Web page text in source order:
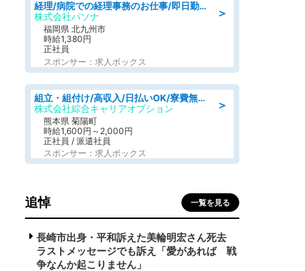
＞
経理/病院での経理事務のお仕事/即日勤務可/車通勤可/経理/一般事務
株式会社パソナ
福岡県 北九州市
時給1,380円
正社員
スポンサー：求人ボックス
＞
組立・組付け/高収入/日払いOK/寮費無料/交替制/20・30・40代活躍中
株式会社綜合キャリアオプション
熊本県 菊陽町
時給1,600円～2,000円
正社員 / 派遣社員
スポンサー：求人ボックス
追悼 一覧を見る
長崎市出身・平和訴えた美輪明宏さん死去
ラストメッセージでも訴え「愛があれば 戦
争なんか起こりません」